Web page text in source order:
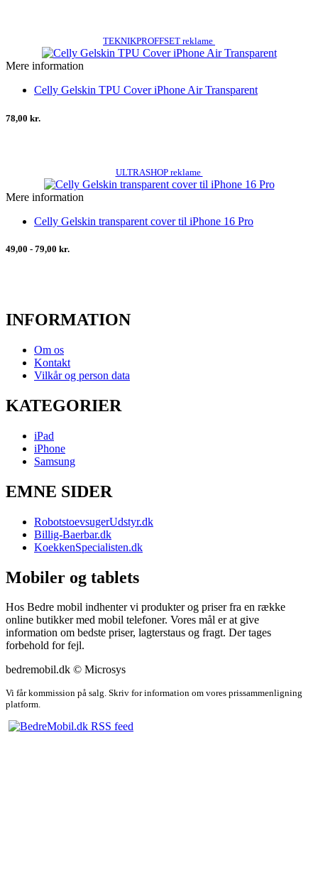
TEKNIKPROFFSET reklame
Mere information
Celly Gelskin TPU Cover iPhone Air Transparent
78,00 kr.
ULTRASHOP reklame
Mere information
Celly Gelskin transparent cover til iPhone 16 Pro
49,00 - 79,00 kr.
INFORMATION
Om os
Kontakt
Vilkår og person data
KATEGORIER
iPad
iPhone
Samsung
EMNE SIDER
RobotstoevsugerUdstyr.dk
Billig-Baerbar.dk
KoekkenSpecialisten.dk
Mobiler og tablets
Hos Bedre mobil indhenter vi produkter og priser fra en række
online butikker med mobil telefoner. Vores mål er at give
information om bedste priser, lagterstaus og fragt. Der tages
forbehold for fejl.
bedremobil.dk © Microsys
Vi får kommission på salg. Skriv for information om vores prissammenligning
platform.